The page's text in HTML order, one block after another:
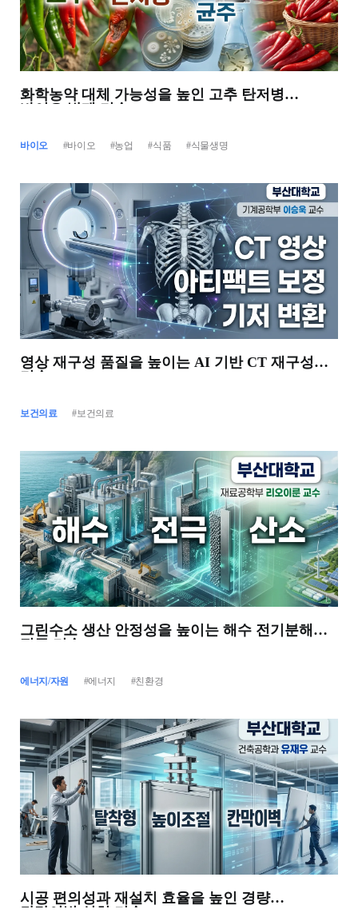
화학농약 대체 가능성을 높인 고추 탄저병
바이오 방제 기술
바이오 #바이오 #농업 #식품 #식물생명
영상 재구성 품질을 높이는 AI 기반 CT 재구성
기술
보건의료 #보건의료
그린수소 생산 안정성을 높이는 해수 전기분해
전극 기술
에너지/자원 #에너지 #친환경
시공 편의성과 재설치 효율을 높인 경량
칸막이벽 설치 기술